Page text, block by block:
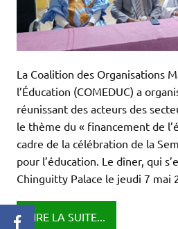
La Coalition des Organisations
l’Éducation (COMEDUC) a
réunissant des acteurs des
le thème du « financement de
cadre de la célébration de la
pour l’éducation. Le dîner, qui
Chinguitty Palace le jeudi 7 mai
LIRE LA SUITE...
Facebook